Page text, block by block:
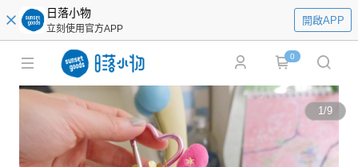
日落小物
立刻使用官方APP
開啟APP
0
1/9